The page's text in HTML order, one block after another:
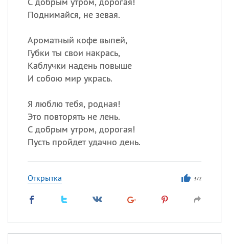
Поднимайся, не зевая.
Ароматный кофе выпей,
Губки ты свои накрась,
Каблучки надень повыше
И собою мир укрась.
Я люблю тебя, родная!
Это повторять не лень.
С добрым утром, дорогая!
Пусть пройдет удачно день.
Открытка 372